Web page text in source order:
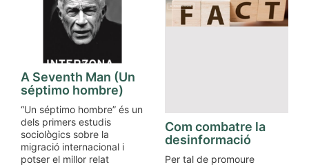
A Seventh Man (Un
séptimo hombre)
“Un séptimo hombre” és un
dels primers estudis
sociològics sobre la
migració internacional i
potser el millor relat
Com combatre la
desinformació
Per tal de promoure